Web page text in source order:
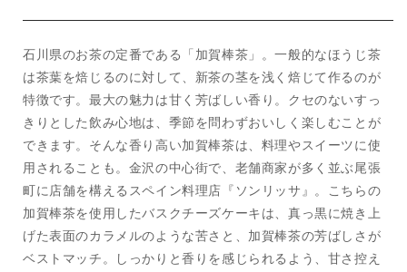
茶）
の
数
量
を
減
ら
す
茶）
の
数
量
を
増
や
す
石川県のお茶の定番である「加賀棒茶」。一般的なほうじ茶
は茶葉を焙じるのに対して、新茶の茎を浅く焙じて作るのが
特徴です。最大の魅力は甘く芳ばしい香り。クセのないすっ
きりとした飲み心地は、季節を問わずおいしく楽しむことが
できます。そんな香り高い加賀棒茶は、料理やスイーツに使
用されることも。金沢の中心街で、老舗商家が多く並ぶ尾張
町に店舗を構えるスペイン料理店『ソンリッサ』。こちらの
加賀棒茶を使用したバスクチーズケーキは、真っ黒に焼き上
げた表面のカラメルのような苦さと、加賀棒茶の芳ばしさが
ベストマッチ。しっかりと香りを感じられるよう、甘さ控え